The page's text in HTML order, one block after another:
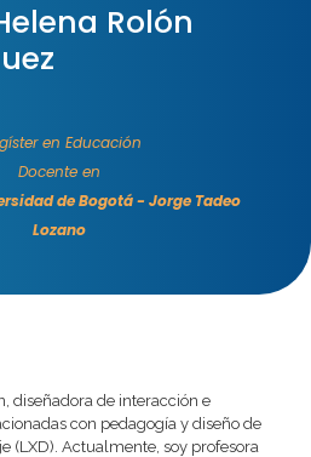
Rolón
en Educación
Docente en
de Bogotá - Jorge Tadeo
Lozano
diseñadora de interacción e
con pedagogía y diseño de
(LXD). Actualmente, soy profesora